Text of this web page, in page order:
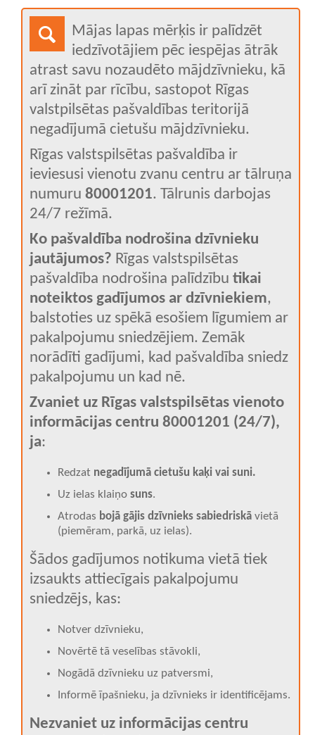
Mājas lapas mērķis ir palīdzēt
iedzīvotājiem pēc iespējas ātrāk
atrast savu nozaudēto mājdzīvnieku, kā
arī zināt par rīcību, sastopot Rīgas
valstpilsētas pašvaldības teritorijā
negadījumā cietušu mājdzīvnieku.
Rīgas valstspilsētas pašvaldība ir
ieviesusi vienotu zvanu centru ar tālruņa
numuru 80001201. Tālrunis darbojas
24/7 režīmā.
Ko pašvaldība nodrošina dzīvnieku
jautājumos? Rīgas valstspilsētas
pašvaldība nodrošina palīdzību tikai
noteiktos gadījumos ar dzīvniekiem,
balstoties uz spēkā esošiem līgumiem ar
pakalpojumu sniedzējiem. Zemāk
norādīti gadījumi, kad pašvaldība sniedz
pakalpojumu un kad nē.
Zvaniet uz Rīgas valstspilsētas vienoto
informācijas centru 80001201 (24/7),
ja:
Redzat negadījumā cietušu kaķi vai suni.
Uz ielas klaiņo suns.
Atrodas bojā gājis dzīvnieks sabiedriskā vietā
(piemēram, parkā, uz ielas).
Šādos gadījumos notikuma vietā tiek
izsaukts attiecīgais pakalpojumu
sniedzējs, kas:
Notver dzīvnieku,
Novērtē tā veselības stāvokli,
Nogādā dzīvnieku uz patversmi,
Informē īpašnieku, ja dzīvnieks ir identificējams.
Nezvaniet uz informācijas centru